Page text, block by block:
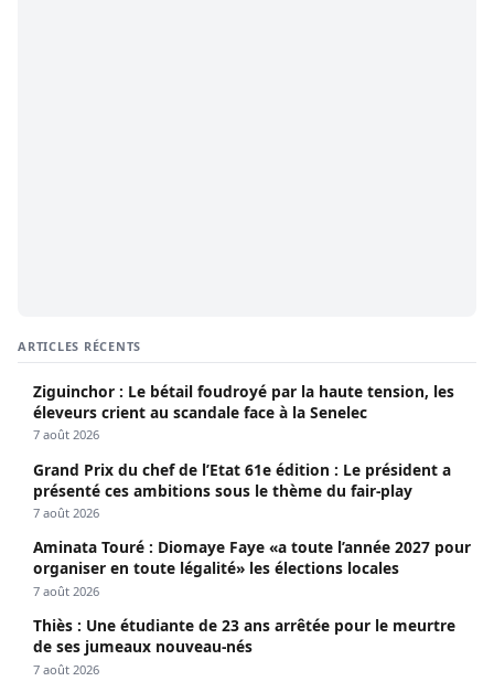
ARTICLES RÉCENTS
Ziguinchor : Le bétail foudroyé par la haute tension, les
éleveurs crient au scandale face à la Senelec
7 août 2026
Grand Prix du chef de l’Etat 61e édition : Le président a
présenté ces ambitions sous le thème du fair-play
7 août 2026
Aminata Touré : Diomaye Faye «a toute l’année 2027 pour
organiser en toute légalité» les élections locales
7 août 2026
Thiès : Une étudiante de 23 ans arrêtée pour le meurtre
de ses jumeaux nouveau-nés
7 août 2026